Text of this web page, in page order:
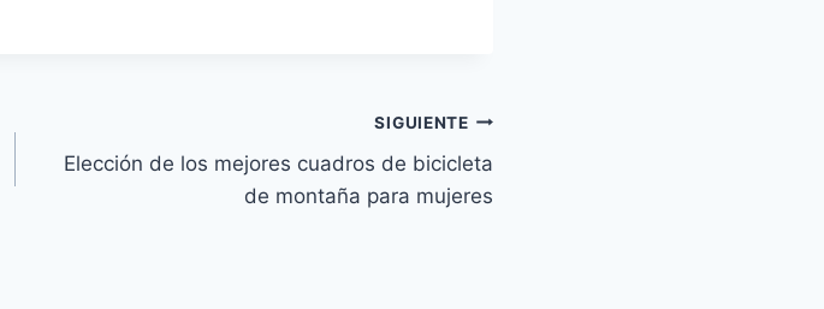
SIGUIENTE
Elección de los mejores cuadros de bicicleta
de montaña para mujeres